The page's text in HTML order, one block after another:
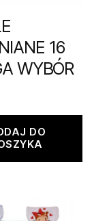
16
WYBÓR
DO